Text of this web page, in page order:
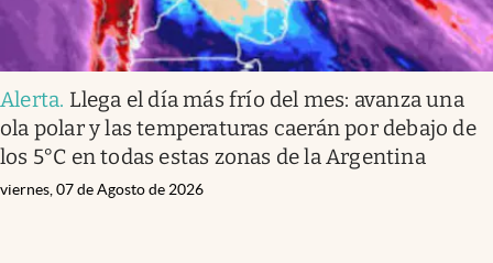
Alerta. Llega el día más frío del mes: avanza una
ola polar y las temperaturas caerán por debajo de
los 5°C en todas estas zonas de la Argentina
viernes, 07 de Agosto de 2026